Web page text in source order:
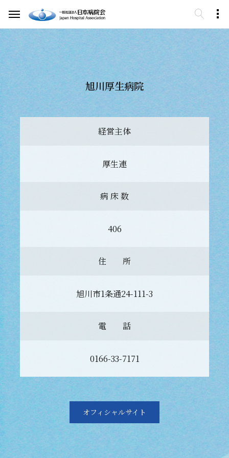
旭川厚生病院
経営主体
厚生連
病 床 数
406
住 所
旭川市1条通24-111-3
電 話
0166-33-7171
オフィシャルサイト